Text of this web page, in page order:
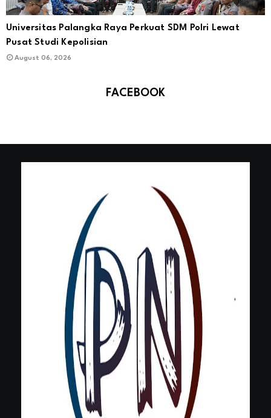
Universitas Palangka Raya Perkuat SDM Polri Lewat
Pusat Studi Kepolisian
August 06, 2026
FACEBOOK